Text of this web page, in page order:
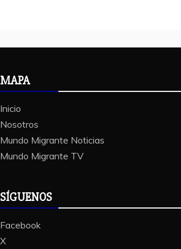
MAPA
Inicio
Nosotros
Mundo Migrante Noticias
Mundo Migrante TV
SÍGUENOS
Facebook
X